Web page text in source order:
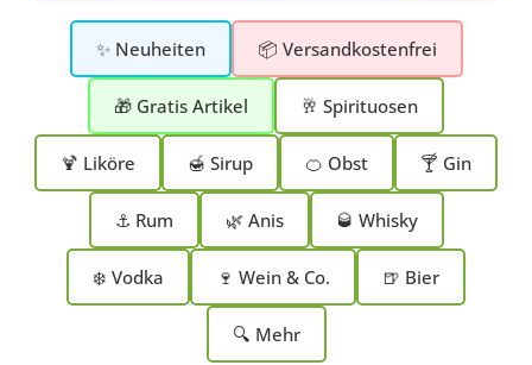
✨ Neuheiten 📦 Versandkostenfrei
🎁 Gratis Artikel 🥂 Spirituosen
🍹 Liköre 🍯 Sirup 🍊 Obst 🍸 Gin
⚓ Rum 🌿 Anis 🥃 Whisky
❄️ Vodka 🍷 Wein & Co. 🍺 Bier
🔍 Mehr